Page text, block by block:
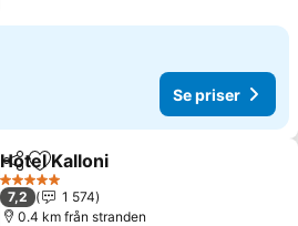
Se priser
Dela Lägg till i Mina Favoriter
Hotel Kalloni
5 Stjärnor
7,2
1 574
0.4 km från stranden